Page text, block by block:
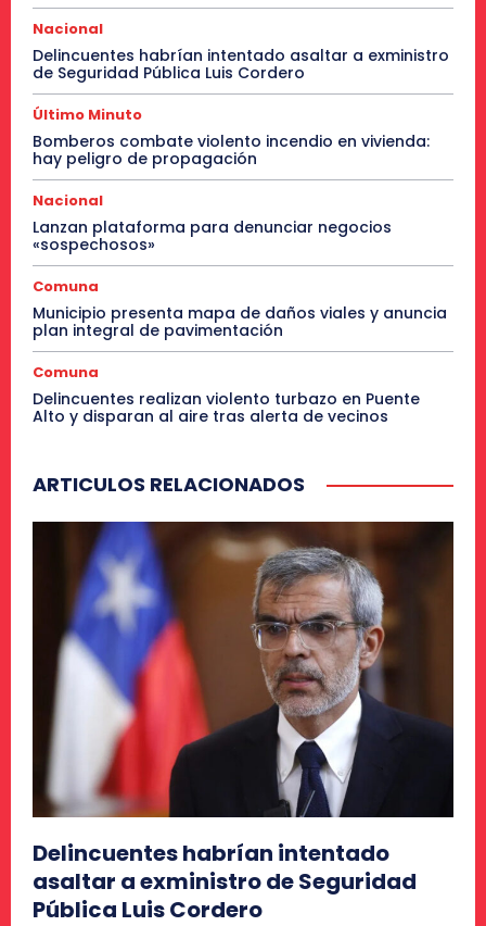
Nacional
Delincuentes habrían intentado asaltar a exministro
de Seguridad Pública Luis Cordero
Último Minuto
Bomberos combate violento incendio en vivienda:
hay peligro de propagación
Nacional
Lanzan plataforma para denunciar negocios
«sospechosos»
Comuna
Municipio presenta mapa de daños viales y anuncia
plan integral de pavimentación
Comuna
Delincuentes realizan violento turbazo en Puente
Alto y disparan al aire tras alerta de vecinos
ARTICULOS RELACIONADOS
Delincuentes habrían intentado
asaltar a exministro de Seguridad
Pública Luis Cordero